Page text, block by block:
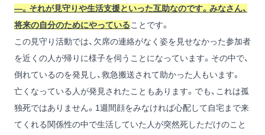
―。それが見守りや生活支援といった互助なのです。みなさん、
将来の自分のためにやっていることです。
この見守り活動では、欠席の連絡がなく姿を見せなかった参加者
を近くの人が帰りに様子を伺うことになっています。その中で、
倒れているのを発見し、救急搬送されて助かった人もいます。
亡くなっている人が発見されたこともあります。でも、これは孤
独死ではありません。1週間顔をみなければ心配して自宅まで来
てくれる関係性の中で生活していた人が突然死しただけのこと